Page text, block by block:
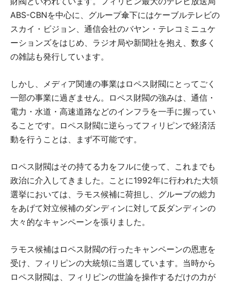
ABS-CBNを中心に、グループ傘下にはケーブルテレビの
スカイ・ビジョン、通信会社のバヤン・テレコミニュケ
ーションズをはじめ、ラジオ局や新聞社を抱え、数多く
の雑誌も発行しています。
しかし、メディア関連の事業はロペス財閥にとってごく
一部の事業に過ぎません。ロペス財閥の強みは、通信・
電力・水道・高速道路などのインフラを一手に握ってい
ることです。ロペス財閥に逆らってフィリピンで経済活
動を行うことは、まず不可能です。
ロペス財閥はその持てる力をフルに使って、これまでも
政治に介入してきました。ことに1992年に行われた大領
選挙においては、ラモス候補に荷担し、グループの総力
をあげて対立候補のダンディンに対して反ダンディンの
大々的なキャンペーンを張りました。
ラモス候補はロペス財閥の行ったキャンペーンの恩恵を
受け、フィリピンの大統領に当選しています。当時から
ロペス財閥は、フィリピンの世論を操作するだけの力が